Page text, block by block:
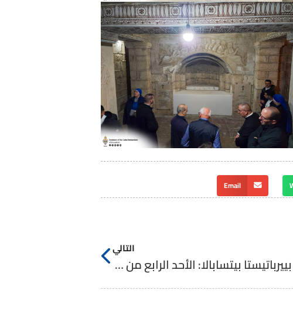
Email
التالي
تأمل غبطة الكاردينال بييرباتيستا بيتسابالا: الأحد الرابع من الزمن العادي، السنة ب، ٢٠٢٤